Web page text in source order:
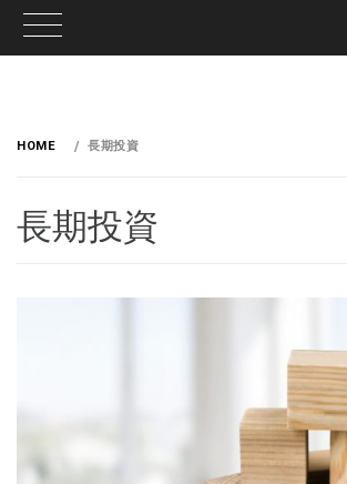
HOME 長期投資
長期投資